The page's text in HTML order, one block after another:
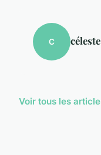
C céleste
Voir tous les